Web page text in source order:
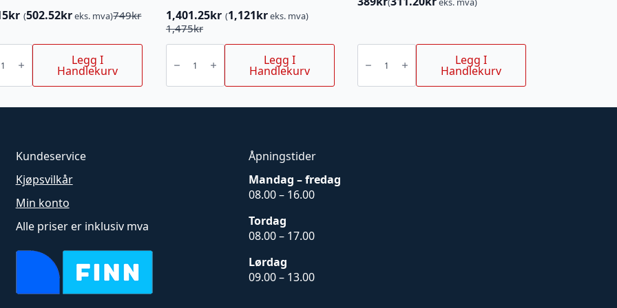
749kr
kr (502.52kreks. mva)
Legg I
Handlekurv
1,475kr
Opprinnelig
pris
1,475kr.
1,401.25kr
Nåværende
pris
1,401.25kr.
(1,121kreks. mva)
kasteblokk
IGLAND Legg I
Handlekurv
XPL
0,7L
ORANSJ
antall
Legg I
Handlekurv
Kundeservice
Kjøpsvilkår
Min konto
Alle priser er inklusiv mva
Åpningstider
Mandag – fredag
08.00 – 16.00
Tordag
08.00 – 17.00
Lørdag
09.00 – 13.00